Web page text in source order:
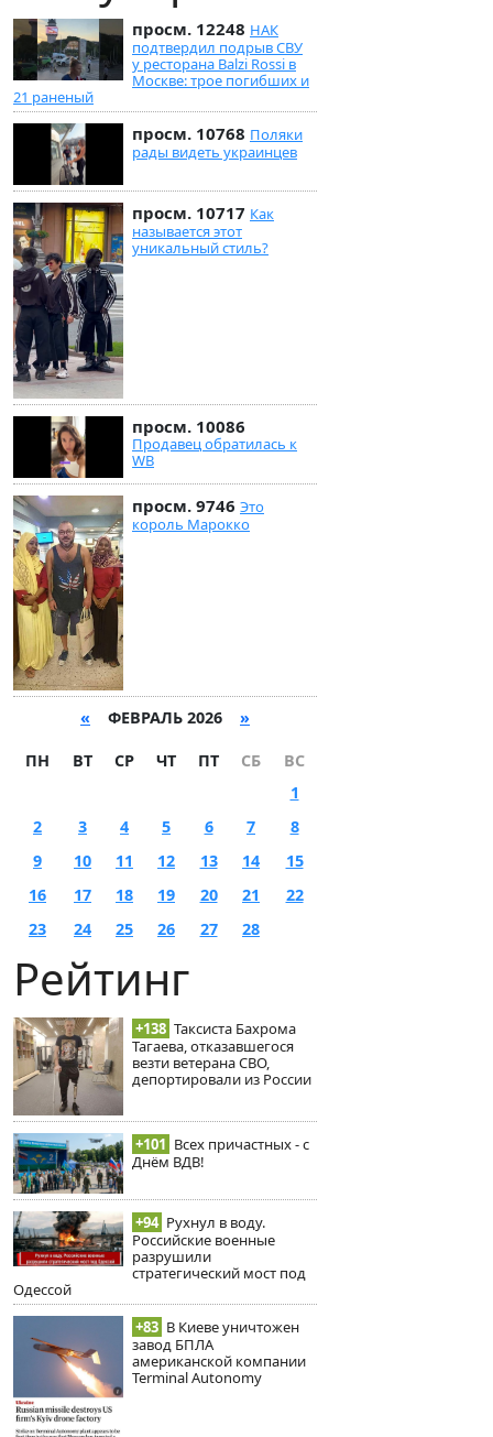
просм. 12248 НАК
подтвердил подрыв СВУ
у ресторана Balzi Rossi в
Москве: трое погибших и
21 раненый
просм. 10768 Поляки
рады видеть украинцев
просм. 10717 Как
называется этот
уникальный стиль?
просм. 10086
Продавец обратилась к
WB
просм. 9746 Это
король Марокко
« ФЕВРАЛЬ 2026 »
ПН ВТ СР ЧТ ПТ СБ
ВС
1
2
3 4 5 6 7
8
9
10 11 12 13 14
15
16
17 18 19 20 21
22
23
24 25 26 27 28
Рейтинг
+138 Таксиста Бахрома
Тагаева, отказавшегося
везти ветерана СВО,
депортировали из России
+101 Всех причастных - с
Днём ВДВ!
+94 Рухнул в воду.
Российские военные
разрушили
стратегический мост под
Одессой
+83 В Киеве уничтожен
завод БПЛА
американской компании
Terminal Autonomy